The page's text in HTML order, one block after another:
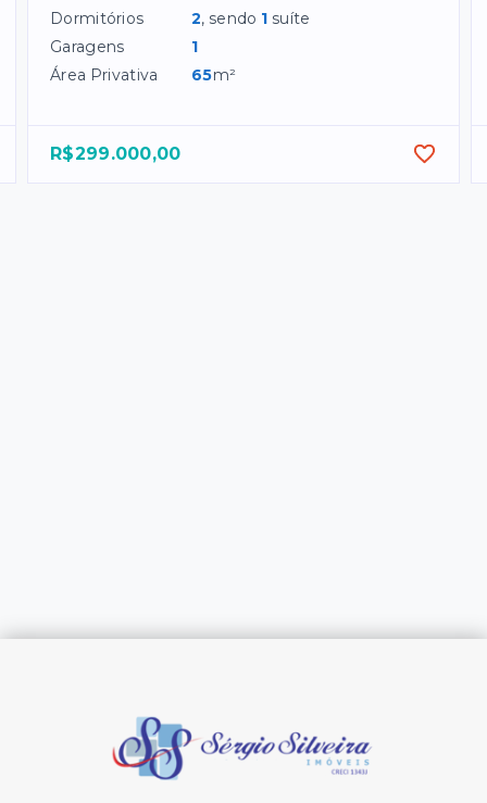
Dormitórios 2, sendo 1 suíte
Garagens
1
Área Privativa
65m²
R$299.000,00